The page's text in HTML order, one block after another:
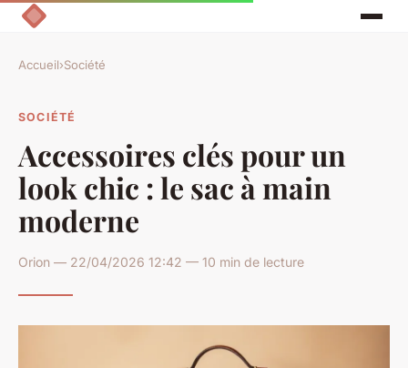
Accueil›Société
SOCIÉTÉ
Accessoires clés pour un
look chic : le sac à main
moderne
Orion — 22/04/2026 12:42 — 10 min de lecture